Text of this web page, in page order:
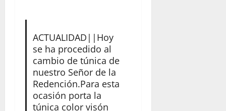
ACTUALIDAD||Hoy
se ha procedido al
cambio de túnica de
nuestro Señor de la
Redención.Para esta
ocasión porta la
túnica color visón